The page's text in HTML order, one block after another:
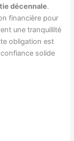
décennale.
financière pour
une tranquillité
obligation est
solide